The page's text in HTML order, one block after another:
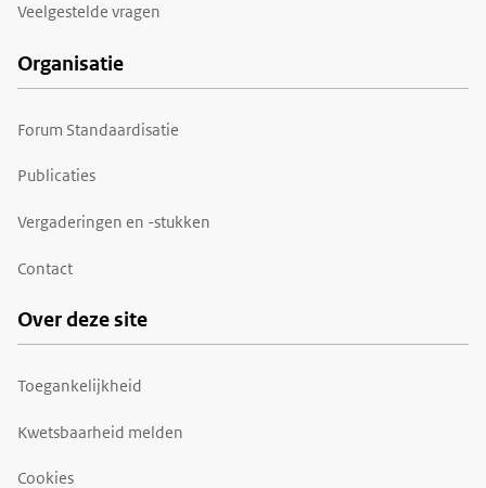
Veelgestelde vragen
Organisatie
Forum Standaardisatie
Publicaties
Vergaderingen en -stukken
Contact
Over deze site
Toegankelijkheid
Kwetsbaarheid melden
Cookies